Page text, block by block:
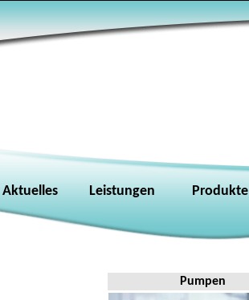
Aktuelles Leistungen Produkte
Pumpen